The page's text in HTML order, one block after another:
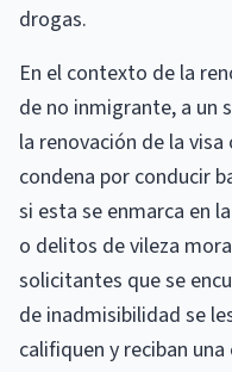
drogas.
En el contexto de la
de no inmigrante, a un
la renovación de la
condena por conducir
si esta se enmarca en
o delitos de vileza
solicitantes que se
de inadmisibilidad se
califiquen y reciban una